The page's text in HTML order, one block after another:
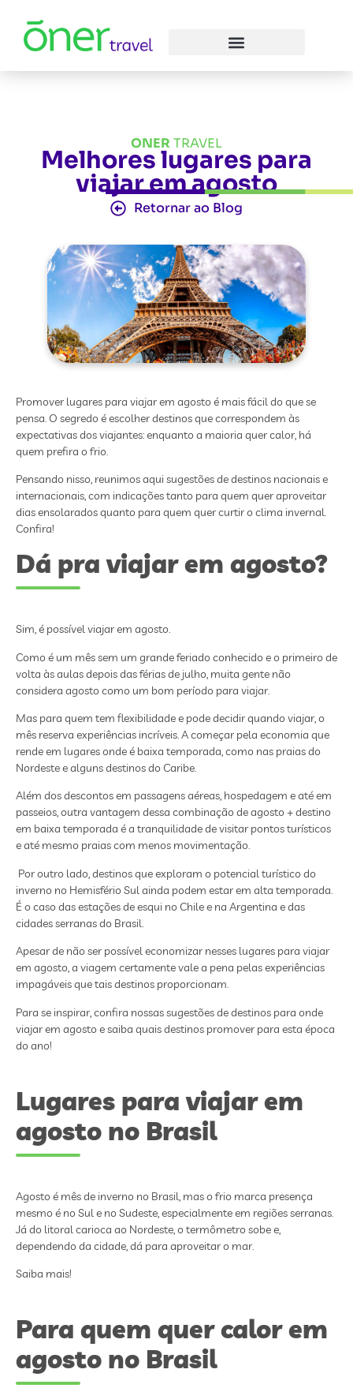
ONER TRAVEL
Melhores lugares para
viajar em agosto
Retornar ao Blog
Promover lugares para viajar em agosto é mais fácil do que se
pensa. O segredo é escolher destinos que correspondem às
expectativas dos viajantes: enquanto a maioria quer calor, há
quem prefira o frio.
Pensando nisso, reunimos aqui sugestões de destinos nacionais e
internacionais, com indicações tanto para quem quer aproveitar
dias ensolarados quanto para quem quer curtir o clima invernal.
Confira!
Dá pra viajar em agosto?
Sim, é possível viajar em agosto.
Como é um mês sem um grande feriado conhecido e o primeiro de
volta às aulas depois das férias de julho, muita gente não
considera agosto como um bom período para viajar.
Mas para quem tem flexibilidade e pode decidir quando viajar, o
mês reserva experiências incríveis. A começar pela economia que
rende em lugares onde é baixa temporada, como nas praias do
Nordeste e alguns destinos do Caribe.
Além dos descontos em passagens aéreas, hospedagem e até em
passeios, outra vantagem dessa combinação de agosto + destino
em baixa temporada é a tranquilidade de visitar pontos turísticos
e até mesmo praias com menos movimentação.
Por outro lado, destinos que exploram o potencial turístico do
inverno no Hemisfério Sul ainda podem estar em alta temporada.
É o caso das estações de esqui no Chile e na Argentina e das
cidades serranas do Brasil.
Apesar de não ser possível economizar nesses lugares para viajar
em agosto, a viagem certamente vale a pena pelas experiências
impagáveis que tais destinos proporcionam.
Para se inspirar, confira nossas sugestões de destinos para onde
viajar em agosto e saiba quais destinos promover para esta época
do ano!
Lugares para viajar em
agosto no Brasil
Agosto é mês de inverno no Brasil, mas o frio marca presença
mesmo é no Sul e no Sudeste, especialmente em regiões serranas.
Já do litoral carioca ao Nordeste, o termômetro sobe e,
dependendo da cidade, dá para aproveitar o mar.
Saiba mais!
Para quem quer calor em
agosto no Brasil